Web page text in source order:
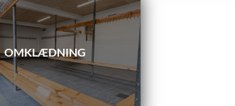
OMKLÆDNING